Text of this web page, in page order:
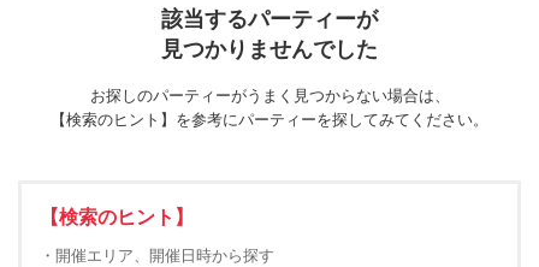
該当するパーティーが
見つかりませんでした
お探しのパーティーがうまく見つからない場合は、
【検索のヒント】を参考にパーティーを探してみてください。
【検索のヒント】
・開催エリア、開催日時から探す